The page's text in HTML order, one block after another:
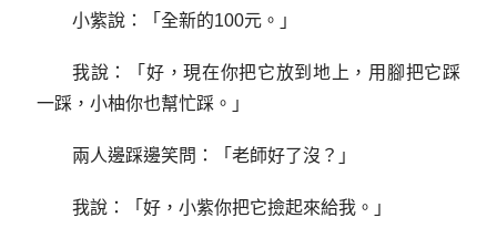
小紫說：「全新的100元。」
我說：「好，現在你把它放到地上，用腳把它踩
一踩，小柚你也幫忙踩。」
兩人邊踩邊笑問：「老師好了沒？」
我說：「好，小紫你把它撿起來給我。」